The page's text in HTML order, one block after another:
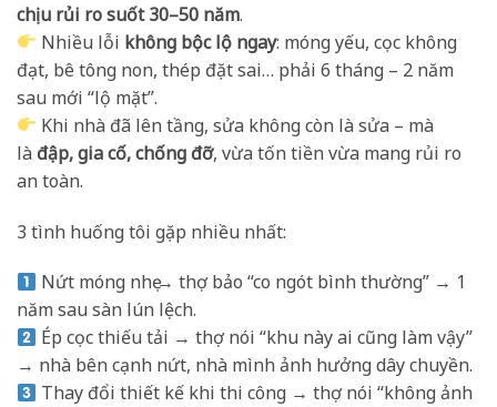
chịu rủi ro suốt 30–50 năm.
Nhiều lỗi không bộc lộ ngay: móng yếu, cọc không
đạt, bê tông non, thép đặt sai… phải 6 tháng – 2 năm
sau mới “lộ mặt”.
Khi nhà đã lên tầng, sửa không còn là sửa – mà
là đập, gia cố, chống đỡ, vừa tốn tiền vừa mang rủi ro
an toàn.
3 tình huống tôi gặp nhiều nhất:
Nứt móng nhẹ → thợ bảo “co ngót bình thường” → 1
năm sau sàn lún lệch.
Ép cọc thiếu tải → thợ nói “khu này ai cũng làm vậy”
→ nhà bên cạnh nứt, nhà mình ảnh hưởng dây chuyền.
Thay đổi thiết kế khi thi công → thợ nói “không ảnh